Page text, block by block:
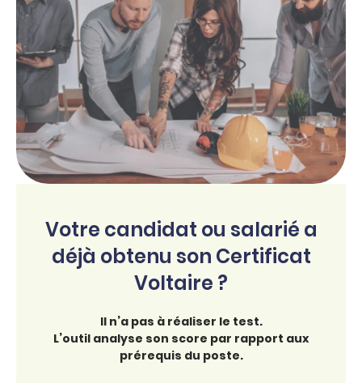
Votre candidat ou salarié a
déjà obtenu son Certificat
Voltaire ?
Il n’a pas à réaliser le test.
L’outil analyse son score par rapport aux
prérequis du poste.